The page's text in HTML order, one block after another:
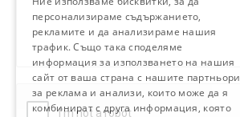
персонализираме съдържанието,
рекламите и да анализираме нашия
трафик. Също така споделяме
информация за използването на нашия
сайт от ваша страна с нашите партньори
за реклама и анализи, които може да я
комбинират с друга информация, която